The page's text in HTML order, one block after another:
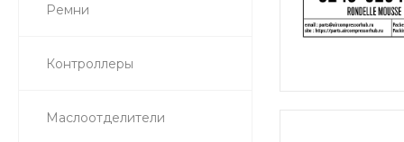
Ремни
Контроллеры
Маслоотделители